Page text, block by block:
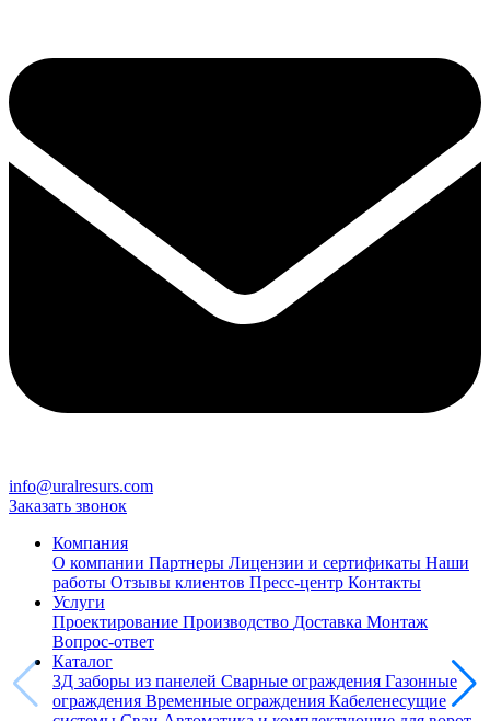
info@uralresurs.com
Заказать звонок
Компания
О компании Партнеры Лицензии и сертификаты Наши
работы Отзывы клиентов Пресс-центр Контакты
Услуги
Проектирование Производство Доставка Монтаж
Вопрос-ответ
Каталог
3Д заборы из панелей Сварные ограждения Газонные
ограждения Временные ограждения Кабеленесущие